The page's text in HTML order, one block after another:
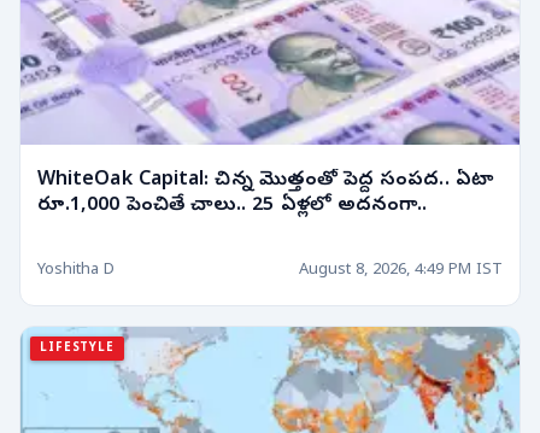
WhiteOak Capital: చిన్న మొత్తంతో పెద్ద సంపద.. ఏటా
రూ.1,000 పెంచితే చాలు.. 25 ఏళ్లలో అదనంగా..
Yoshitha D August 8, 2026, 4:49 PM IST
LIFESTYLE